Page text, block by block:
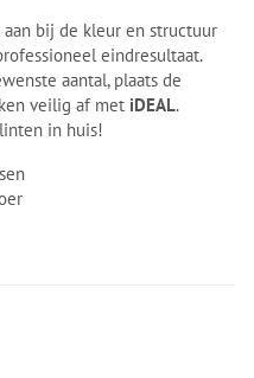
bij de kleur en structuur
eindresultaat.
aantal, plaats de
veilig af met iDEAL.
in huis!